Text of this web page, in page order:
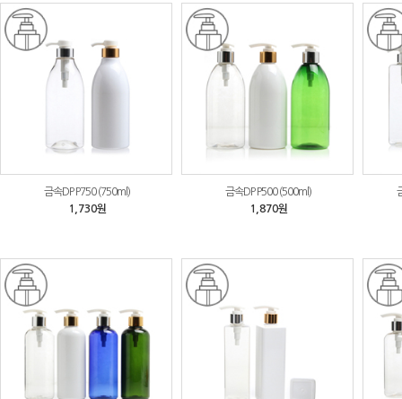
금속DP P750 (750ml)
1,730원
금속DP P500 (500ml)
1,870원